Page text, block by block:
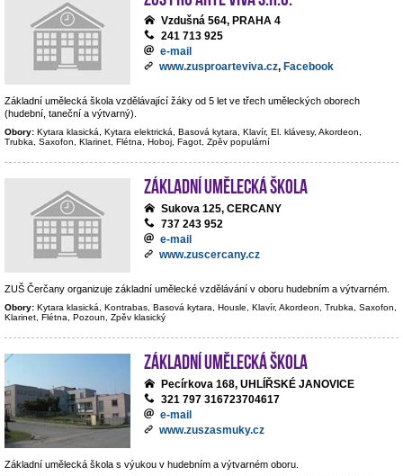
Vzdušná 564, PRAHA 4
241 713 925
e-mail
www.zusproarteviva.cz, Facebook
Základní umělecká škola vzdělávající žáky od 5 let ve třech uměleckých oborech
(hudební, taneční a výtvarný).
Obory: Kytara klasická, Kytara elektrická, Basová kytara, Klavír, El. klávesy, Akordeon,
Trubka, Saxofon, Klarinet, Flétna, Hoboj, Fagot, Zpěv populární
Základní umělecká škola
Sukova 125, CERCANY
737 243 952
e-mail
www.zuscercany.cz
ZUŠ Čerčany organizuje základní umělecké vzdělávání v oboru hudebním a výtvarném.
Obory: Kytara klasická, Kontrabas, Basová kytara, Housle, Klavír, Akordeon, Trubka, Saxofon,
Klarinet, Flétna, Pozoun, Zpěv klasický
Základní umělecká škola
Pecírkova 168, UHLÍŘSKÉ JANOVICE
321 797 316723704617
e-mail
www.zuszasmuky.cz
Základní umělecká škola s výukou v hudebním a výtvarném oboru.